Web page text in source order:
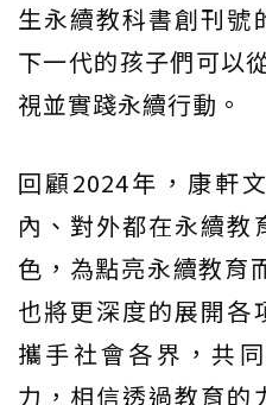
生永續教科書創刊號
下一代的孩子們可以
視並實踐永續行動。
回顧2024年，康軒
內、對外都在永續教
色，為點亮永續教育
也將更深度的展開各
攜手社會各界，共
力，相信透過教育的